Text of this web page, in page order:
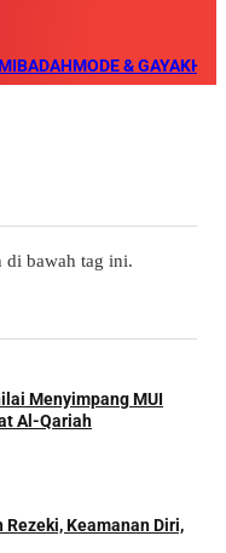
IBADAHMODE & GAYA
di bawah tag ini.
Menyimpang MUI
Al-Qariah
Keamanan Diri,